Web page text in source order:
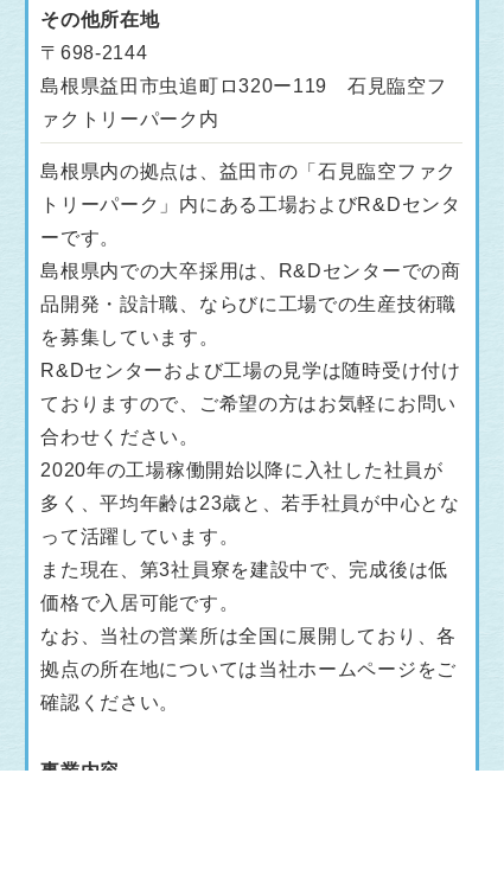
その他所在地
〒698-2144
島根県益田市虫追町ロ320ー119 石見臨空フ
ァクトリーパーク内
島根県内の拠点は、益田市の「石見臨空ファク
トリーパーク」内にある工場およびR&Dセンタ
ーです。
島根県内での大卒採用は、R&Dセンターでの商
品開発・設計職、ならびに工場での生産技術職
を募集しています。
R&Dセンターおよび工場の見学は随時受け付け
ておりますので、ご希望の方はお気軽にお問い
合わせください。
2020年の工場稼働開始以降に入社した社員が
多く、平均年齢は23歳と、若手社員が中心とな
って活躍しています。
また現在、第3社員寮を建設中で、完成後は低
価格で入居可能です。
なお、当社の営業所は全国に展開しており、各
拠点の所在地については当社ホームページをご
確認ください。
事業内容